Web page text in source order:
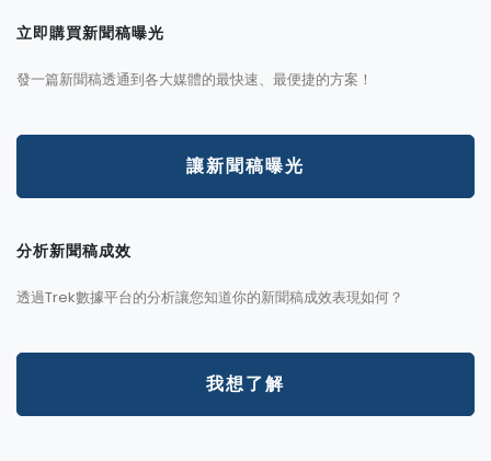
立即購買新聞稿曝光
發一篇新聞稿透通到各大媒體的最快速、最便捷的方案！
讓新聞稿曝光
分析新聞稿成效
透過Trek數據平台的分析讓您知道你的新聞稿成效表現如何？
我想了解